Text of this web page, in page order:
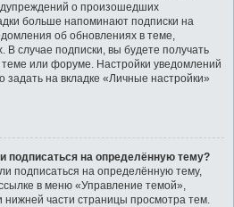
о произошедших
больше напоминают подписки на
об обновлениях в теме,
В случае подписки, вы будете получать
или форуме. Настройки уведомлений
задать на вкладке «Личные настройки»
подписаться на определённую тему?
подписаться на определённую тему,
в меню «Управление темой»,
нижней части страницы просмотра тем.